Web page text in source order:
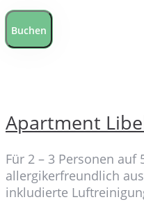
Buchen
Apartment
Für 2 – 3 Personen auf
allergikerfreundlich
inkludierte